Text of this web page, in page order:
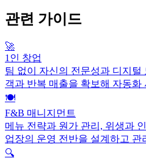
관련 가이드
🚀
1인 창업
팀 없이 자신의 전문성과 디지털
객과 반복 매출을 확보해 자동화
🍽️
F&B 매니지먼트
메뉴 전략과 원가 관리, 위생과
업장의 운영 전반을 설계하고 관
🔍